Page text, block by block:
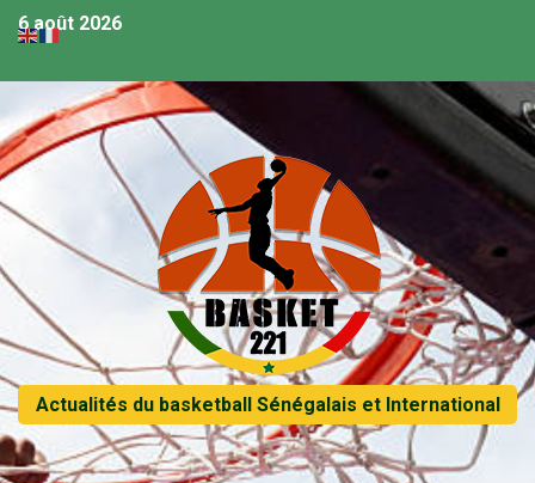
6 août 2026
Actualités du basketball Sénégalais et International